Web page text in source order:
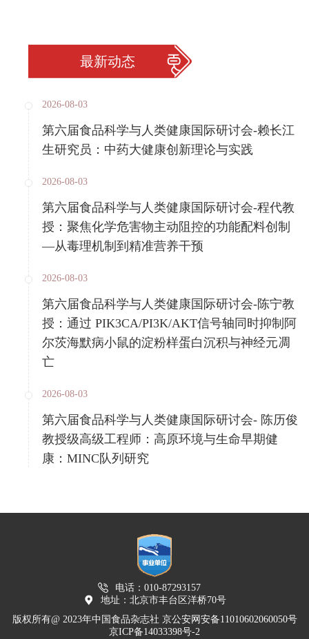
最新动态
2026-08-03
第六届食品科学与人类健康国际研讨会-赖长江
生研究员：中药大健康创新理论与实践
2026-08-03
第六届食品科学与人类健康国际研讨会-程代教
授：聚焦化学危害物主动阻控的功能配料创制
—从毒理机制到精准营养干预
2026-08-03
第六届食品科学与人类健康国际研讨会-陈宁教
授：通过 PIK3CA/PI3K/AKT信号轴同时抑制阿
尔茨海默病小鼠的淀粉样蛋白沉积与神经元凋
亡
2026-08-03
第六届食品科学与人类健康国际研讨会- 陈历俊
教授级高级工程师：高原环境与生命早期健
康：MINC队列研究
电话：010-87293157
地址：北京市丰台区洋桥70号
版权所有@ 2023年中国食品杂志社 京公安网安备11010602060050号
京ICP备14033398号-2